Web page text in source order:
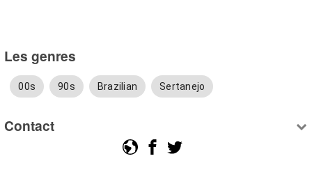
Les genres
00s 90s Brazilian Sertanejo
Contact